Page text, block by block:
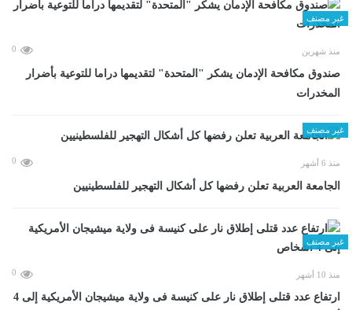
غير مصنف
منذ شهرين 0
صندوق مكافحة الإدمان يشكر "المتحدة" لتقديمها دراما للتوعية بأضرار
المخدرات
غير مصنف
منذ 6 أشهر 0
الجامعة العربية تعلن رفضها كل أشكال التهجير للفلسطينيين
غير مصنف
منذ 10 أشهر 0
ارتفاع عدد قتلى إطلاق نار على كنيسة فى ولاية ميشيجان الأمريكية إلى 4